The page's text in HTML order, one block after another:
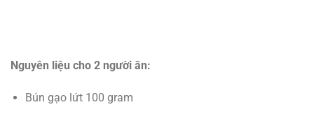
Nguyên liệu cho 2 người ăn:
Bún gạo lứt 100 gram